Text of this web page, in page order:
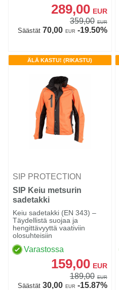
289,00 EUR
359,00 EUR
Säästät70,00 EUR -19.50%
ÄLÄ KASTU! (RIKASTU)
SIP PROTECTION
SIP Keiu metsurin
sadetakki
Keiu sadetakki (EN 343) –
Täydellistä suojaa ja
hengittävyyttä vaativiin
olosuhteisiin
Varastossa
159,00 EUR
189,00 EUR
Säästät30,00 EUR -15.87%